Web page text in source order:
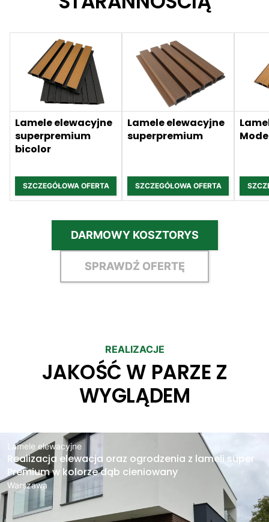
Lamele elewacyjne
superpremium
bicolor
SZCZEGÓŁOWA OFERTA
Lamele elewacyjne
superpremium
SZCZEGÓŁOWA OFERTA
DARMOWY KOSZTORYS
SPRAWDŹ OFERTĘ
REALIZACJE
JAKOŚĆ W PARZE Z
WYGLĄDEM
Lamele elewacyjne
Realizacja elewacja oraz ogrodzenia z lameli super
Premium w kolorze dąb cieniowany
Warszawa